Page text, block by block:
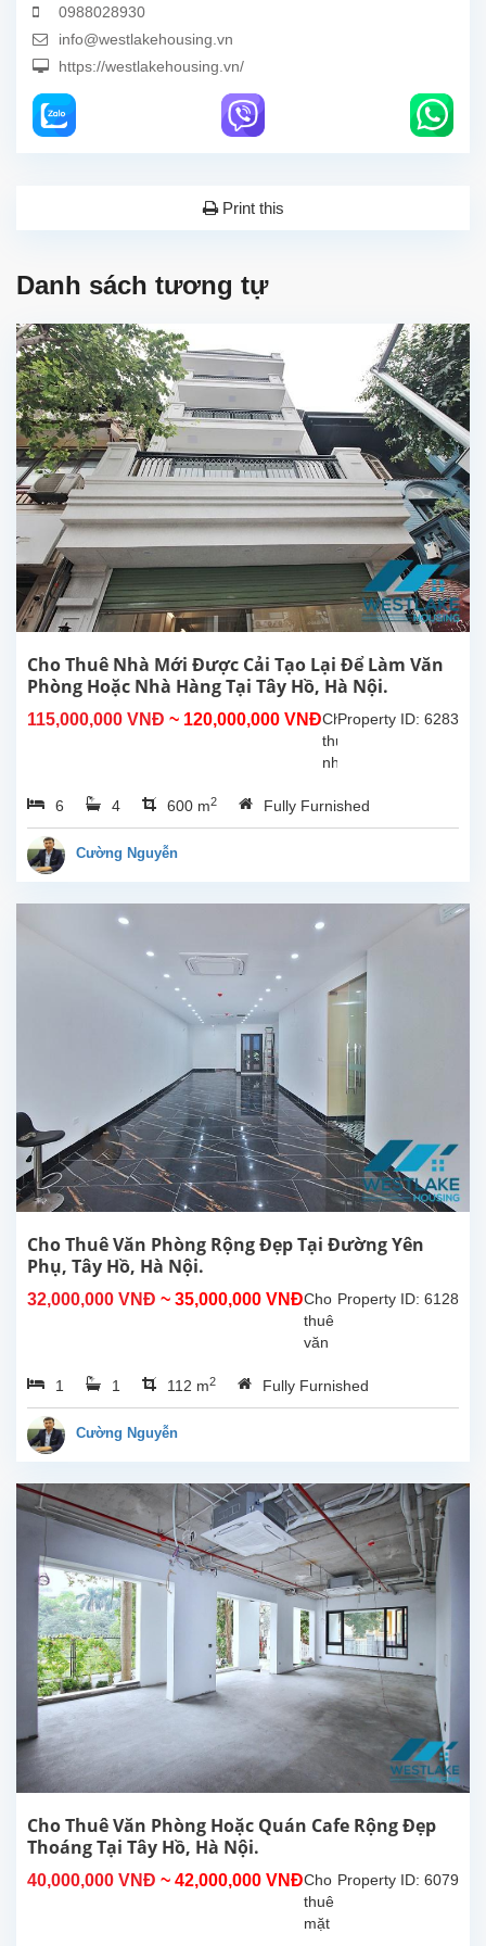
0988028930
info@westlakehousing.vn
https://westlakehousing.vn/
Print this
Danh sách tương tự
Cho Thuê Nhà Mới Được Cải Tạo Lại Để Làm Văn
Phòng Hoặc Nhà Hàng Tại Tây Hồ, Hà Nội.
115,000,000 VNĐ ~ 120,000,000 VNĐ Property ID: 6283
Cho
thuê
nhà
được
cải
sáng,
thích
văn
phòng
hoặc
nhà
hàng
tại
Tây
Hà
tích...
6 4 600 m2 Fully Furnished
Cường Nguyễn
Cho Thuê Văn Phòng Rộng Đẹp Tại Đường Yên
Phụ, Tây Hồ, Hà Nội.
32,000,000 VNĐ ~ 35,000,000 VNĐ Property ID: 6128
Cho
thuê
văn
quán
cà
Yên
Phụ,
Tây
Hồ,
Hà
Nội.
Tổng
diện
tích
112m²,
bao
gồm
vệ
sinh
riêng.
địa
gần...
1 1 112 m2 Fully Furnished
Cường Nguyễn
Cho Thuê Văn Phòng Hoặc Quán Cafe Rộng Đẹp
Thoáng Tại Tây Hồ, Hà Nội.
40,000,000 VNĐ ~ 42,000,000 VNĐ Property ID: 6079
Cho
thuê
mặt